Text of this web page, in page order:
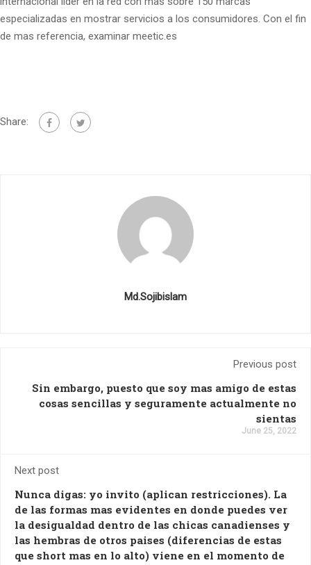
especializadas en mostrar servicios a los consumidores. Con el fin
de mas referencia, examinar meetic.es
Share:
Md.Sojibislam
Previous post
Sin embargo, puesto que soy mas amigo de estas
cosas sencillas y seguramente actualmente no
sientas
June 25, 2022
Next post
Nunca digas: yo invito (aplican restricciones). La
de las formas mas evidentes en donde puedes ver
la desigualdad dentro de las chicas canadienses y
las hembras de otros paises (diferencias de estas
que short mas en lo alto) viene en el momento de